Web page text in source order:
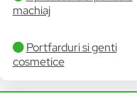
machiaj
Portfarduri si genti
cosmetice